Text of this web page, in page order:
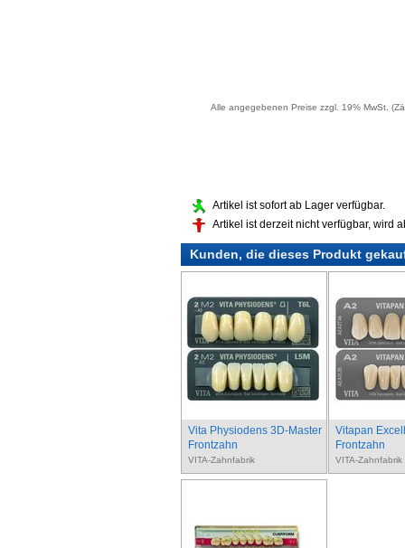
Alle angegebenen Preise zzgl. 19% MwSt.
Artikel ist sofort ab Lager verfügbar.
Artikel ist derzeit nicht verfügbar, wird
Kunden, die dieses Produkt
Vita Physiodens 3D-Master
Frontzahn
VITA-Zahnfabrik
Vitapan
Frontzahn
VITA-Zahnfabrik